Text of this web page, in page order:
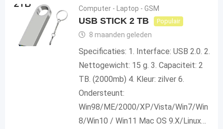
Computer - Laptop - GSM
USB STICK 2 TB Populair
8 maanden geleden
Specificaties: 1. Interface: USB 2.0. 2.
Nettogewicht: 15 g. 3. Capaciteit: 2
TB. (2000mb) 4. Kleur: zilver 6.
Ondersteunt:
Win98/ME/2000/XP/Vista/Win7/Win
8/Win10 / Win11 Mac OS 9.X/Linux…